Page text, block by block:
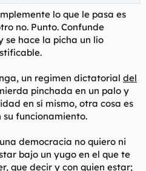
lo que le pasa es
no. Punto. Confunde
hace la picha un lío
un regimen dictatorial del
pinchada en un palo y
en sí mismo, otra cosa es
funcionamiento.
democracia no quiero ni
bajo un yugo en el que te
que decir y con quien estar;